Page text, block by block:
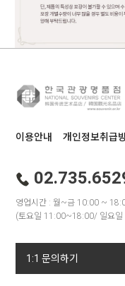
이용안내 개인정보취급
영업시간 : 월~금 10:00 ~
(토요일 11:00~18:00/ 일요일
1:1 문의하기